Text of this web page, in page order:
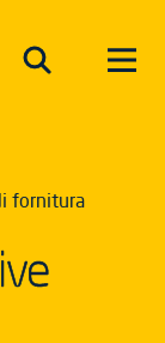
fornitura